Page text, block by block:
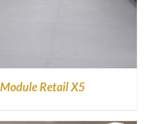
Module Retail X5